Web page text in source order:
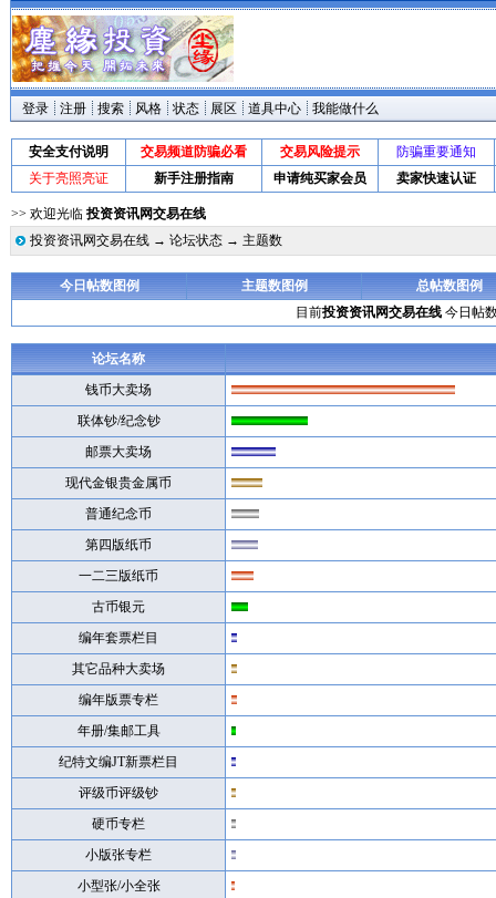
登录 注册 搜索 风格 状态 展区 道具中心 我能做什么
安全支付说明 交易频道防骗必看 交易风险提示
防骗重要通知
关于亮照亮证
新手注册指南 申请纯买家会员 卖家快速认证
>> 欢迎光临 投资资讯网交易在线
投资资讯网交易在线→ 论坛状态→ 主题数
今日帖数图例 主题数图例
总帖数图例
目前投资资讯网交易在线今日帖数
论坛名称
钱币大卖场
联体钞/纪念钞
邮票大卖场
现代金银贵金属币
普通纪念币
第四版纸币
一二三版纸币
古币银元
编年套票栏目
其它品种大卖场
编年版票专栏
年册/集邮工具
纪特文编JT新票栏目
评级币评级钞
硬币专栏
小版张专栏
小型张/小全张